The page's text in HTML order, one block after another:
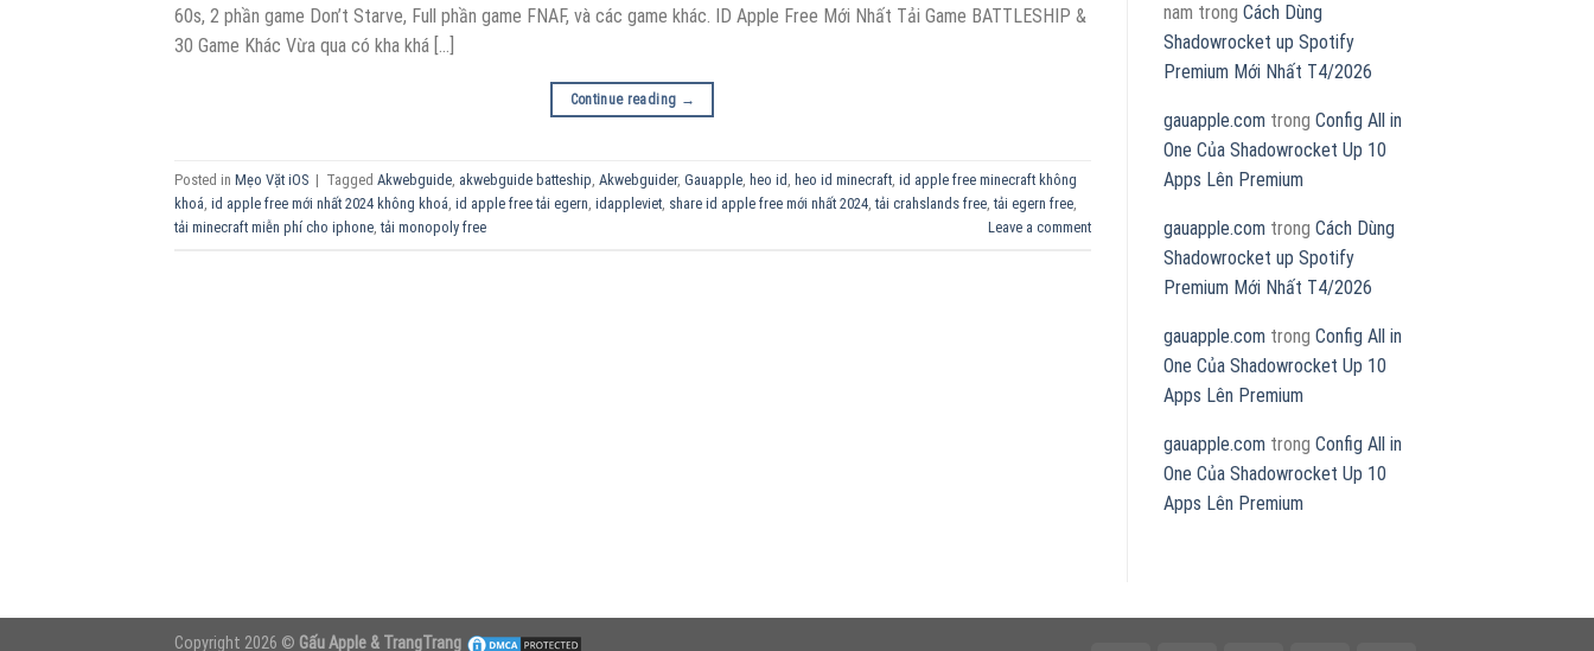
60s, 2 phần game Don’t Starve, Full phần game FNAF, và các game khác. ID Apple Free Mới Nhất Tải Game BATTLESHIP &
30 Game Khác Vừa qua có kha khá […]
Continue reading →
Posted in Mẹo Vặt iOS | Tagged Akwebguide, akwebguide batteship, Akwebguider, Gauapple, heo id , heo id minecraft, id apple free minecraft không
khoá, id apple free mới nhất 2024 không khoá, id apple free tải egern, idappleviet, share id apple free mới nhất 2024,tải crahslands free,tải egern free,
tải minecraft miễn phí cho iphone,tải monopoly free Leave a comment
nam trong Cách Dùng
Shadowrocket up Spotify
Premium Mới Nhất T4/2026
gauapple.com trong Config All in
One Của Shadowrocket Up 10
Apps Lên Premium
gauapple.com trong Cách Dùng
Shadowrocket up Spotify
Premium Mới Nhất T4/2026
gauapple.com trong Config All in
One Của Shadowrocket Up 10
Apps Lên Premium
gauapple.com trong Config All in
One Của Shadowrocket Up 10
Apps Lên Premium
Copyright 2026 © Gấu Apple & TrangTrang